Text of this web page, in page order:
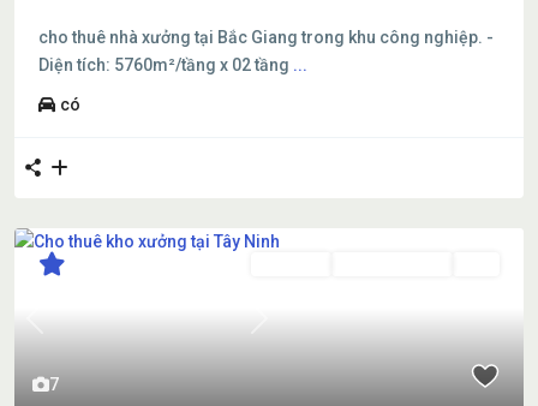
cho thuê nhà xưởng tại Bắc Giang trong khu công nghiệp. -
Diện tích: 5760m²/tầng x 02 tầng ...
có
7
Previous Next